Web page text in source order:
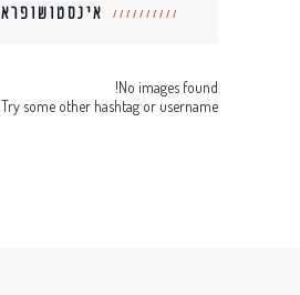
אינסטושופרא
No images found!
Try some other hashtag or username